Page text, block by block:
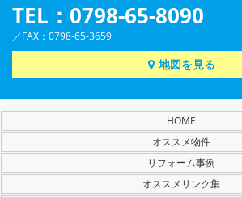
TEL：0798-65-8090
／FAX：0798-65-3659
地図を見る
HOME
オススメ物件
リフォーム事例
オススメリンク集